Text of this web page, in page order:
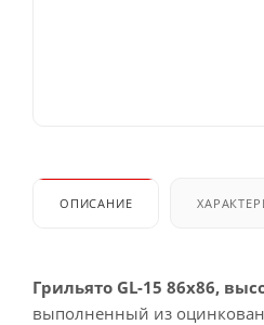
ОПИСАНИЕ
Грильято GL-15 86x86,
выполненный из